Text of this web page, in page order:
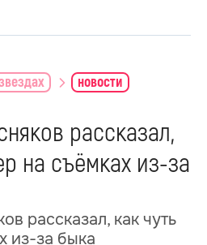
новости
рассказал,
на съёмках из-за
рассказал, как чуть
из-за быка